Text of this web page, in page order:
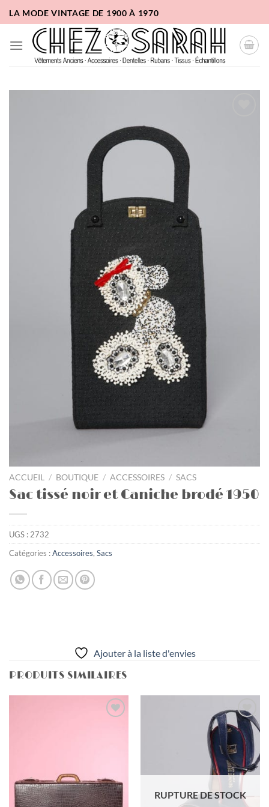
au
contenu
LA MODE VINTAGE DE 1900 À 1970
ACCUEIL / BOUTIQUE / ACCESSOIRES / SACS
Sac tissé noir et Caniche brodé 1950
UGS : 2732
Catégories :Accessoires, Sacs
Ajouter à la liste d'envies
PRODUITS SIMILAIRES
Ajouter
à la liste
d'envies
RUPTURE DE STOCK